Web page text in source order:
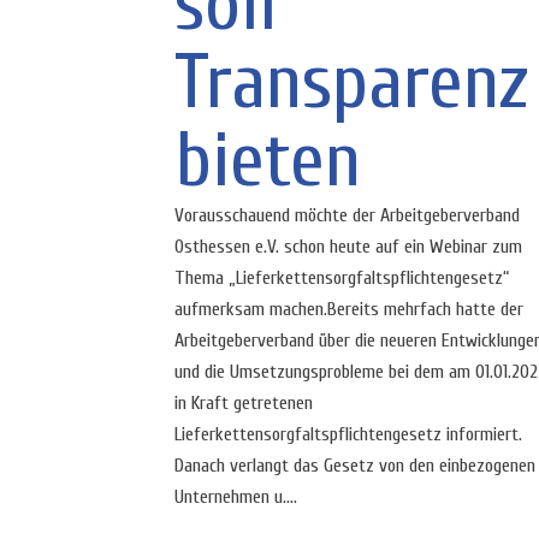
Transparenz
bieten
Vorausschauend möchte der Arbeitgeberverband
Osthessen e.V. schon heute auf ein Webinar zum
Thema „Lieferkettensorgfaltspflichtengesetz“
aufmerksam machen.Bereits mehrfach hatte der
Arbeitgeberverband über die neueren
und die Umsetzungsprobleme bei dem am
in Kraft getretenen
Lieferkettensorgfaltspflichtengesetz informiert.
Danach verlangt das Gesetz von den einbezogenen
Unternehmen u....